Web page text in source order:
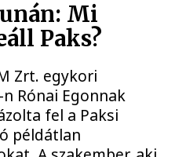
Mi
Paks?
Zrt. egykori
Rónai Egonnak
fel a Paksi
példátlan